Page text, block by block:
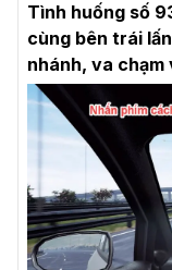
Tình huống số
cùng bên trái
nhánh, va chạm